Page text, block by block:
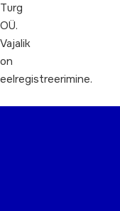
Turg
OÜ.
Vajalik
on
eelregistreerimine.